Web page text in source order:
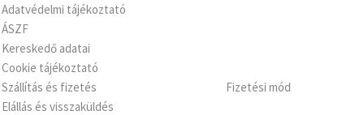
Adatvédelmi tájékoztató
ÁSZF
Kereskedő adatai
Cookie tájékoztató
Szállítás és fizetés
Elállás és visszaküldés
Fizetési mód